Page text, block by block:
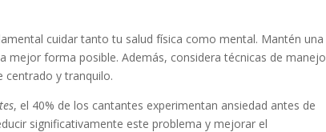
cuidar tanto tu salud física como mental. Mantén una
mejor forma posible. Además, considera técnicas de manejo
centrado y tranquilo.
, el 40% de los cantantes experimentan ansiedad antes de
significativamente este problema y mejorar el